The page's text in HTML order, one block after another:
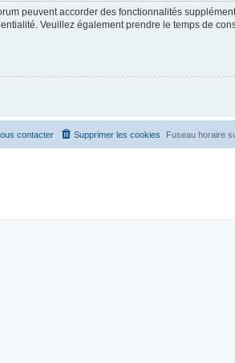
peuvent accorder des fonctionnalités
Veuillez également prendre le temps de
Fuseau horaire
Supprimer les cookies
contacter